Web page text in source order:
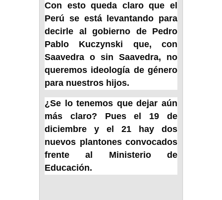
Con esto queda claro que el
Perú se está levantando para
decirle al gobierno de Pedro
Pablo Kuczynski que, con
Saavedra o sin Saavedra, no
queremos ideología de género
para nuestros hijos.
¿Se lo tenemos que dejar aún
más claro? Pues el 19 de
diciembre y el 21 hay dos
nuevos plantones convocados
frente al Ministerio de
Educación.